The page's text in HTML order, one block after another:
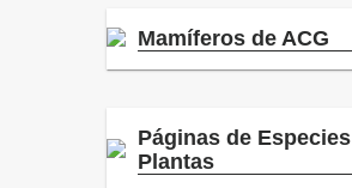
Mamíferos de ACG
Páginas de Especies
Plantas